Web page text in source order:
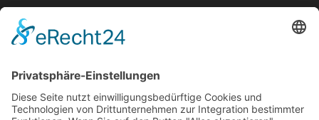
Bekanntmachungen
Zu uns